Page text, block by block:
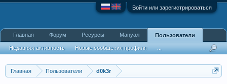
Войти или зарегистрироваться
Главная Пользователи d0k3r
Главная Форум Ресурсы Мануал Пользователи
Недавняя активность Новые сообщения профиля